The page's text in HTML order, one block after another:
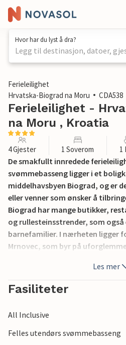
Hvor har du lyst å dra?
Legg til destinasjon, datoer,
1 / 24
Ferieleilighet
Hrvatska-Biograd na Moru
CDA538
Ferieleilighet -
na Moru , Kroatia
4 Gjester 1 Soverom 1
De smakfullt innredede
svømmebasseng ligger i et
middelhavsbyen Biograd, og er
eller venner som ønsker å
Biograd har mange butikker,
og rullesteinsstrender, som også
barnefamilier. I nærheten ligger
Mrnovec, som byr på
Vransko-sjøen og
Biograd ligger mellom byene
for sine kulturelle og historiske
Les mer
Fasiliteter
All Inclusive
Felles utendørs svømmebasseng